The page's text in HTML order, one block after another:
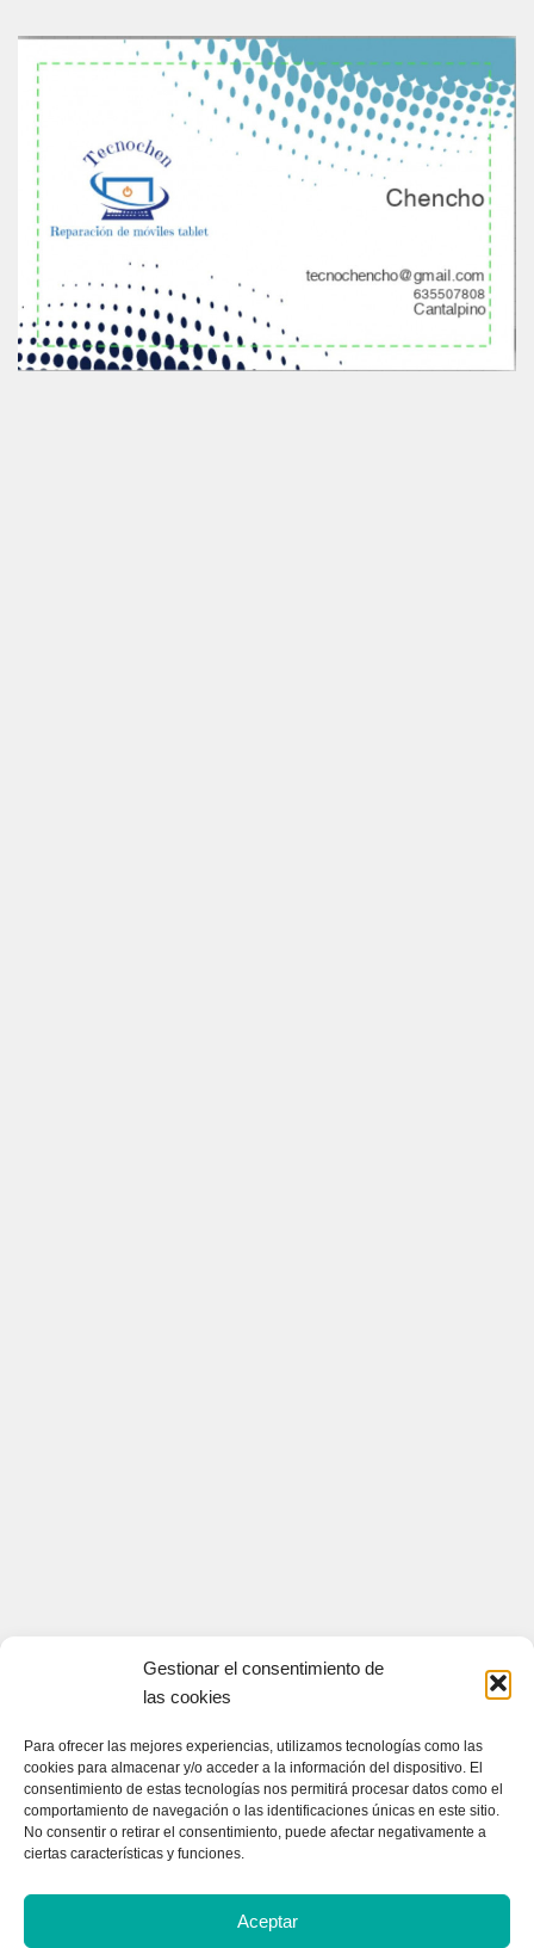
Gestionar el consentimiento de
las cookies
Para ofrecer las mejores experiencias, utilizamos tecnologías como las
cookies para almacenar y/o acceder a la información del dispositivo. El
consentimiento de estas tecnologías nos permitirá procesar datos como el
comportamiento de navegación o las identificaciones únicas en este sitio.
No consentir o retirar el consentimiento, puede afectar negativamente a
ciertas características y funciones.
Aceptar
CONTACTA CON NOSOTROS
Contacto
QUIENES SOMOS